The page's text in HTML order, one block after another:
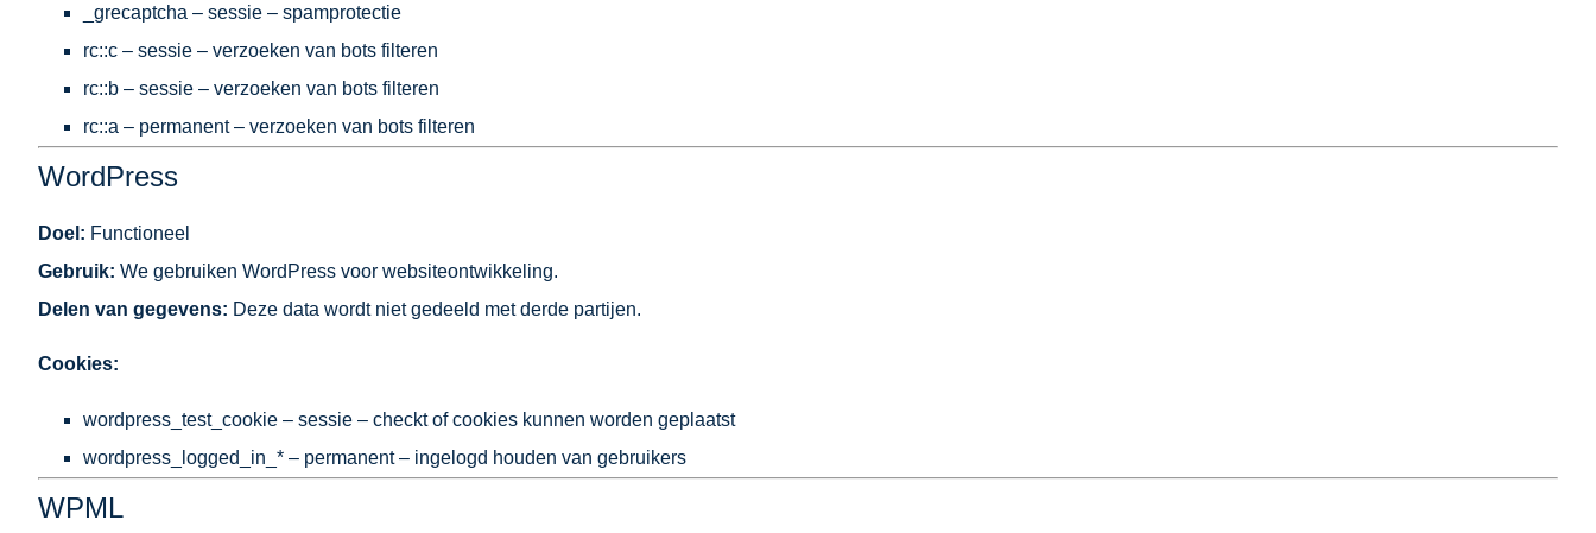
_grecaptcha – sessie – spamprotectie
rc::c – sessie – verzoeken van bots filteren
rc::b – sessie – verzoeken van bots filteren
rc::a – permanent – verzoeken van bots filteren
WordPress
Doel: Functioneel
Gebruik: We gebruiken WordPress voor websiteontwikkeling.
Delen van gegevens: Deze data wordt niet gedeeld met derde partijen.
Cookies:
wordpress_test_cookie – sessie – checkt of cookies kunnen worden geplaatst
wordpress_logged_in_* – permanent – ingelogd houden van gebruikers
WPML